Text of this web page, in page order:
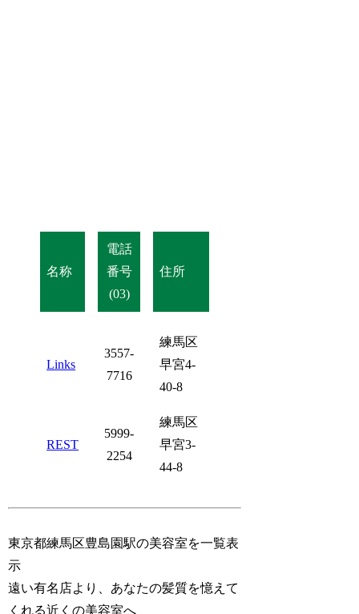
名称
電話
番号
(03)
住所
Links
3557-
7716
練馬区
早宮4-
40-8
REST
5999-
2254
練馬区
早宮3-
44-8
東京都練馬区豊島園駅の美容室を一覧表
示
遠い有名店より、あなたの髪質を憶えて
くれる近くの美容室へ